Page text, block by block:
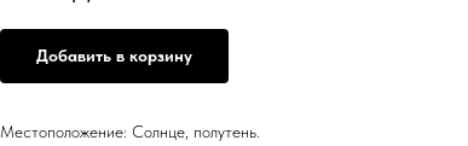
Добавить в корзину
Местоположение: Солнце, полутень.